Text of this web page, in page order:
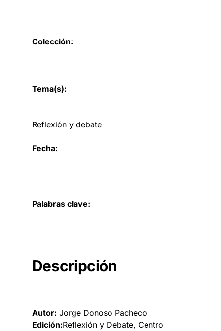
Colección:
Tema(s):
Reflexión y debate
Fecha:
Palabras clave:
Descripción
Autor: Jorge Donoso Pacheco
Edición:Reflexión y Debate, Centro